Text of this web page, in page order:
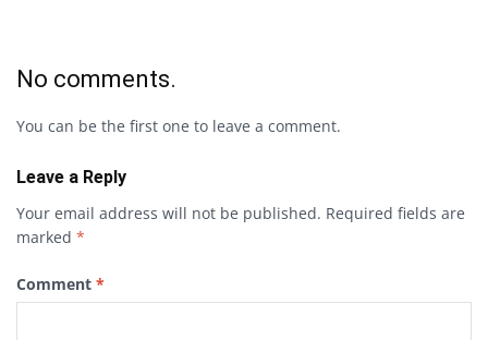
No comments.
You can be the first one to leave a comment.
Leave a Reply
Your email address will not be published. Required fields are
marked *
Comment *